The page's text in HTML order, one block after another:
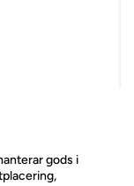
gods i